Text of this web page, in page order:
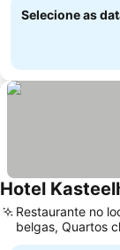
Selecione as
Hotel
Restaurante no
belgas, Quartos
campestre